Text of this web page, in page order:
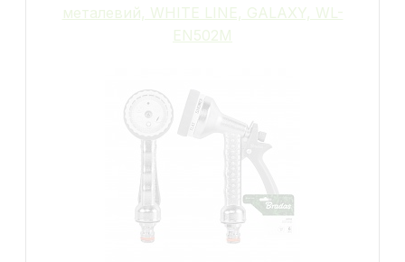
металевий, WHITE LINE, GALAXY, WL-
EN502M